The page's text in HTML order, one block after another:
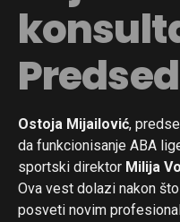
Ostoja Mijailović,
da funkcionisanje ABA
sportski direktor Milija
Ova vest dolazi nakon
posveti novim